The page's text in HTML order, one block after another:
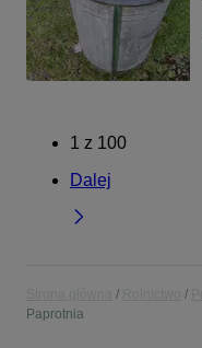
1 z 100
Dalej
Paprotnia